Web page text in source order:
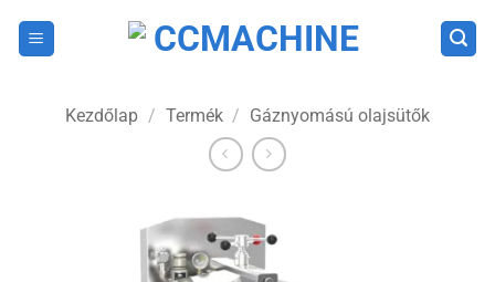
Kezdőlap / Termék / Gáznyomású olajsütők